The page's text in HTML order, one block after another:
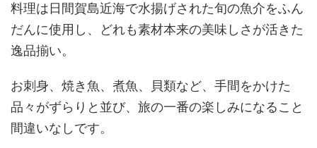
料理は日間賀島近海で水揚げされた旬の魚介をふん
だんに使用し、どれも素材本来の美味しさが活きた
逸品揃い。
お刺身、焼き魚、煮魚、貝類など、手間をかけた
品々がずらりと並び、旅の一番の楽しみになること
間違いなしです。